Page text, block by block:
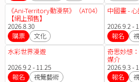
《Ani-Territory動漫祭》（AT04）
【網上預售】
2026.8.30
購票
文化
中國畫 -
2026.9.2 -
報名
水彩世界漫遊
2026.9.2 - 11.25
報名
視覺藝術
奇思妙想
媒介
2026.9.3 -
報名